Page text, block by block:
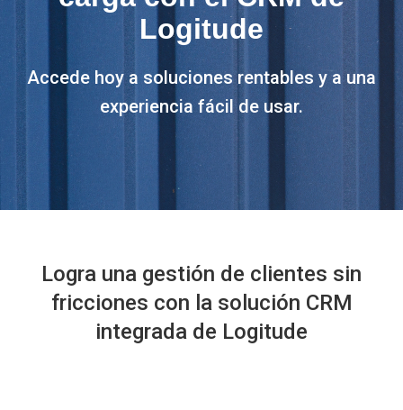
Logitude
Accede hoy a soluciones rentables y a una
experiencia fácil de usar.
Logra una gestión de clientes sin
fricciones con la solución CRM
integrada de Logitude